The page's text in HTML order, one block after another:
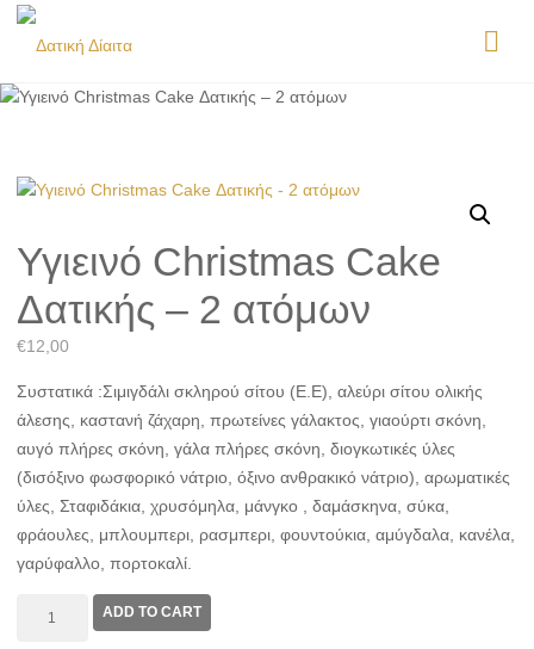
Υγιεινό Christmas Cake
Δατικής – 2 ατόμων
€12,00
Συστατικά :Σιμιγδάλι σκληρού σίτου (Ε.Ε), αλεύρι σίτου ολικής
άλεσης, καστανή ζάχαρη, πρωτείνες γάλακτος, γιαούρτι σκόνη,
αυγό πλήρες σκόνη, γάλα πλήρες σκόνη, διογκωτικές ύλες
(δισόξινο φωσφορικό νάτριο, όξινο ανθρακικό νάτριο), αρωματικές
ύλες, Σταφιδάκια, χρυσόμηλα, μάνγκο , δαμάσκηνα, σύκα,
φράουλες, μπλουμπερι, ρασμπερι, φουντούκια, αμύγδαλα, κανέλα,
γαρύφαλλο, πορτοκαλί.
ADD TO CART